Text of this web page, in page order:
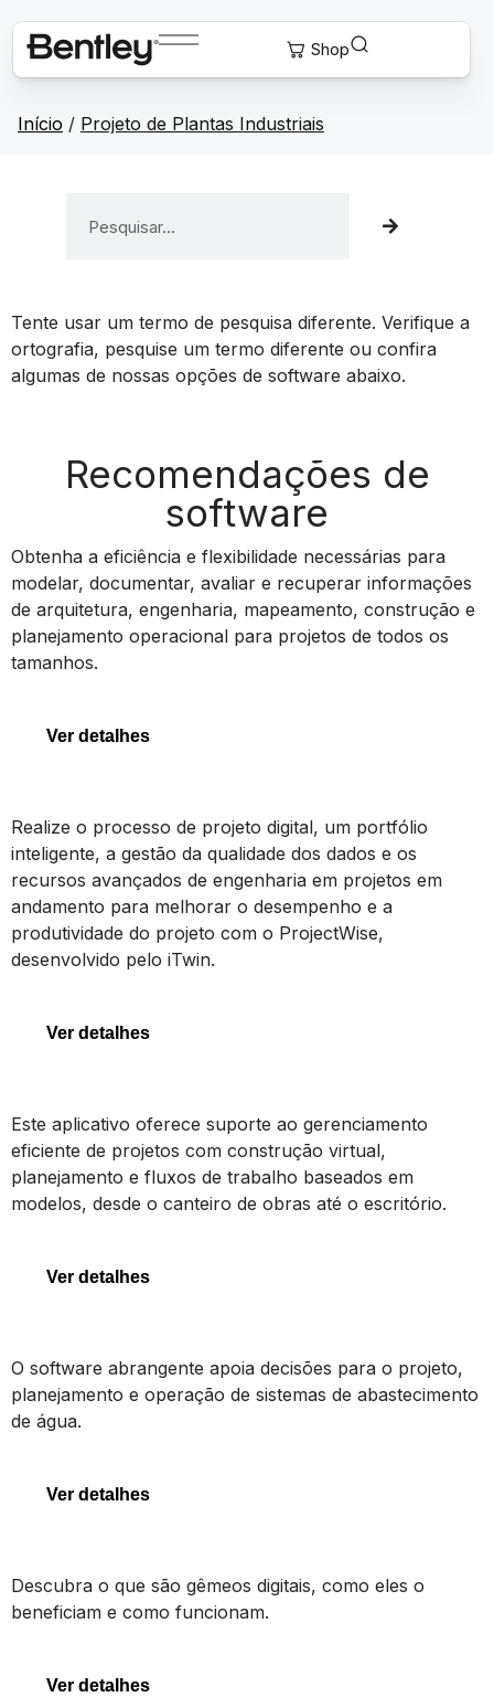
Início / Projeto de Plantas Industriais
Tente usar um termo de pesquisa diferente. Verifique a
ortografia, pesquise um termo diferente ou confira
algumas de nossas opções de software abaixo.
Recomendações de
software
MicroStation
MicroStation
Obtenha a eficiência e flexibilidade necessárias para
modelar, documentar, avaliar e recuperar informações
de arquitetura, engenharia, mapeamento, construção e
planejamento operacional para projetos de todos os
tamanhos.
Ver detalhes
ProjectWise
Realize o processo de projeto digital, um portfólio
inteligente, a gestão da qualidade dos dados e os
recursos avançados de engenharia em projetos em
andamento para melhorar o desempenho e a
produtividade do projeto com o ProjectWise,
desenvolvido pelo iTwin.
Ver detalhes
SYNCHRO 4D
Este aplicativo oferece suporte ao gerenciamento
eficiente de projetos com construção virtual,
planejamento e fluxos de trabalho baseados em
modelos, desde o canteiro de obras até o escritório.
Ver detalhes
O software abrangente apoia decisões para o projeto,
planejamento e operação de sistemas de abastecimento
de água.
Ver detalhes
Gêmeos Digitais
Descubra o que são gêmeos digitais, como eles o
beneficiam e como funcionam.
Ver detalhes